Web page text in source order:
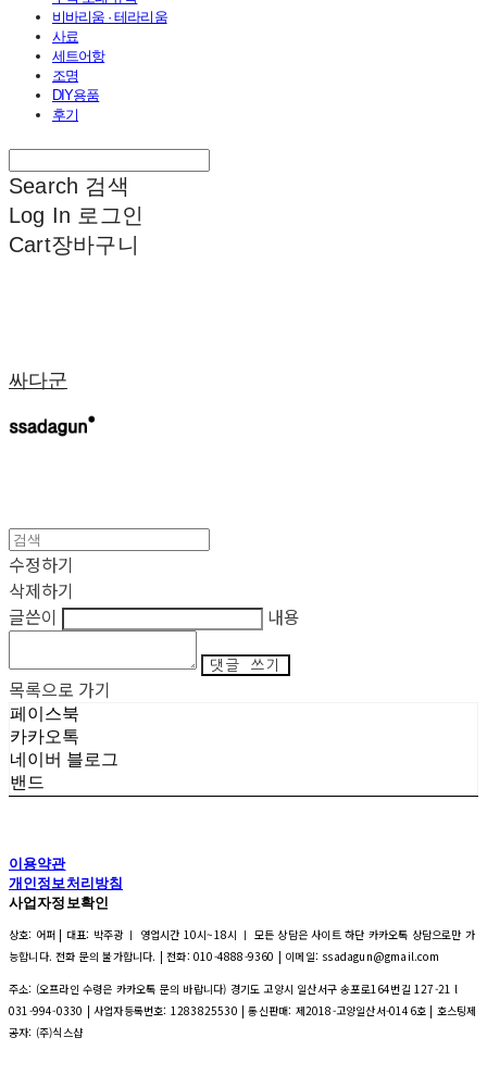
비바리움 · 테라리움
사료
세트어항
조명
DIY용품
후기
Search 검색
Log In 로그인
Cart장바구니
싸다군
수정하기
삭제하기
글쓴이
내용
댓글 쓰기
목록으로 가기
페이스북
카카오톡
네이버 블로그
밴드
이용약관
개인정보처리방침
사업자정보확인
상호: 어퍼 | 대표: 박주광 ㅣ 영업시간 10시~18시 ㅣ 모든 상담은 사이트 하단 카카오톡 상담으로만 가
능합니다. 전화 문의 불가합니다. | 전화: 010-4888-9360 | 이메일: ssadagun@gmail.com
주소: (오프라인 수령은 카카오톡 문의 바랍니다) 경기도 고양시 일산서구 송포로164번길 127-21 l
031-994-0330 | 사업자등록번호: 1283825530 | 통신판매: 제2018-고양일산서-0146호 | 호스팅제
공자: (주)식스샵